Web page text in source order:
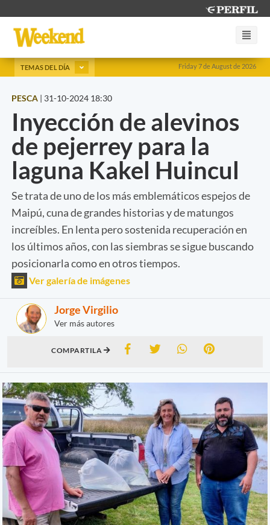
Friday 7 de August de 2026
TEMAS DEL DÍA
PESCA | 31-10-2024 18:30
Inyección de alevinos
de pejerrey para la
laguna Kakel Huincul
Se trata de uno de los más emblemáticos espejos de
Maipú, cuna de grandes historias y de matungos
increíbles. En lenta pero sostenida recuperación en
los últimos años, con las siembras se sigue buscando
posicionarla como en otros tiempos.
Ver galería de imágenes
Jorge Virgilio
Ver más autores
COMPARTILA